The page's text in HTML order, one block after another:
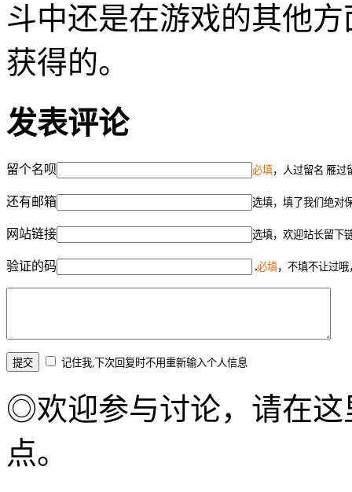
斗中还是在游戏的其他
获得的。
发表评论
留个名呗 必填，人过留名 雁过
还有邮箱 选填，填了我们绝对
网站链接 选填，欢迎站长留下
验证的码 必填，不填不让过
记住我,下次回复时不用重新输入个人信息
◎欢迎参与讨论，请在这
点。